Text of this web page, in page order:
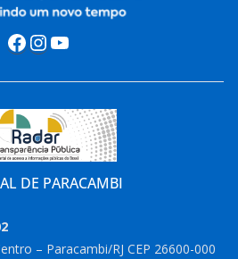
Facebook
Instagram
Youtube
DE PARACAMBI
– Paracambi/RJ CEP 26600-000